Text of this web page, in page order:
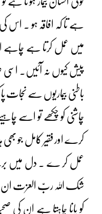
ہے تا کہ افاقہ ہو ۔ اس
میں عمل کرتا ہے چاہے
پیش کیوں نہ آئیں۔ اسی
باطنی بیماریوں سے نجات
چاشنی کو چکھے تو اسے
کرے اور فقیر کامل جو
عمل کر ے ۔ دل میں
شک اللہ ربّ العزت ان
کو پانا چاہتا ہے ان کی